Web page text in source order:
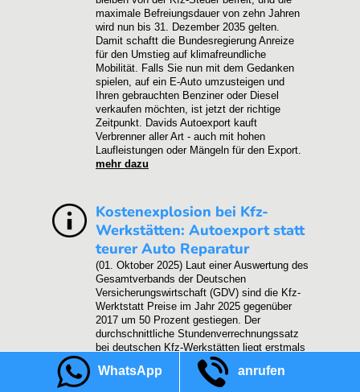
maximale Befreiungsdauer von zehn Jahren
wird nun bis 31. Dezember 2035 gelten.
Damit schaftt die Bundesregierung Anreize
für den Umstieg auf klimafreundliche
Mobilität. Falls Sie nun mit dem Gedanken
spielen, auf ein E-Auto umzusteigen und
Ihren gebrauchten Benziner oder Diesel
verkaufen möchten, ist jetzt der richtige
Zeitpunkt. Davids Autoexport kauft
Verbrenner aller Art - auch mit hohen
Laufleistungen oder Mängeln für den Export.
mehr dazu
Kostenexplosion bei Kfz-
Werkstätten: Autoexport statt
teurer Auto Reparatur
(01. Oktober 2025) Laut einer Auswertung des
Gesamtverbands der Deutschen
Versicherungswirtschaft (GDV) sind die Kfz-
Werktstatt Preise im Jahr 2025 gegenüber
2017 um 50 Prozent gestiegen. Der
durchschnittliche Stundenverrechnungssatz
bei deutschen Kfz-Werkstätten liegt erstmals
über 200 Euro. Diese Kostenexplosion führt
dazu, dass sich für viele ältere Fahrzeuge
hierzulande eine Reparatur kaum noch lohnt.
WhatsApp anrufen